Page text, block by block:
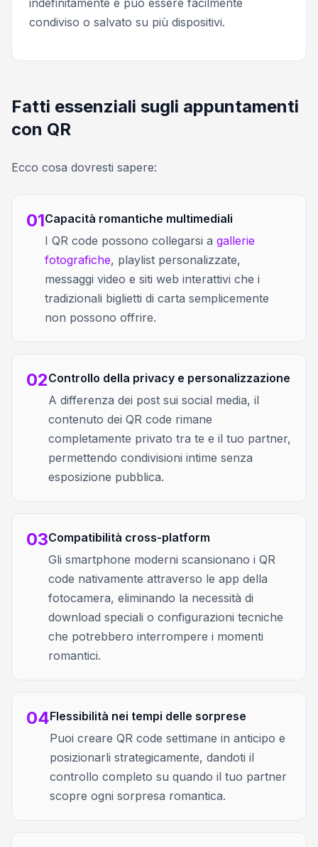
condiviso o salvato su più dispositivi.
Fatti essenziali sugli appuntamenti
con QR
Ecco cosa dovresti sapere:
01Capacità romantiche multimediali
I QR code possono collegarsi a gallerie
fotografiche, playlist personalizzate,
messaggi video e siti web interattivi che i
tradizionali biglietti di carta semplicemente
non possono offrire.
02Controllo della privacy e personalizzazione
A differenza dei post sui social media, il
contenuto dei QR code rimane
completamente privato tra te e il tuo partner,
permettendo condivisioni intime senza
esposizione pubblica.
03Compatibilità cross-platform
Gli smartphone moderni scansionano i QR
code nativamente attraverso le app della
fotocamera, eliminando la necessità di
download speciali o configurazioni tecniche
che potrebbero interrompere i momenti
romantici.
04Flessibilità nei tempi delle sorprese
Puoi creare QR code settimane in anticipo e
posizionarli strategicamente, dandoti il
controllo completo su quando il tuo partner
scopre ogni sorpresa romantica.